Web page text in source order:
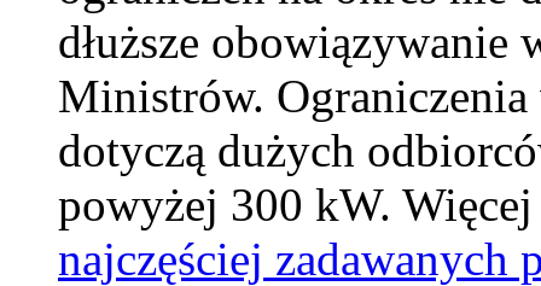
dłuższe obowiązywanie
Ministrów. Ograniczenia
dotyczą dużych
powyżej 300 kW.
najczęściej zadawanych